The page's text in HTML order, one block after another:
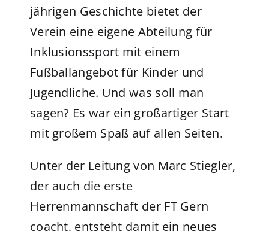
jährigen Geschichte bietet der
Verein eine eigene Abteilung für
Inklusionssport mit einem
Fußballangebot für Kinder und
Jugendliche. Und was soll man
sagen? Es war ein großartiger Start
mit großem Spaß auf allen Seiten.
Unter der Leitung von Marc Stiegler,
der auch die erste
Herrenmannschaft der FT Gern
coacht, entsteht damit ein neues